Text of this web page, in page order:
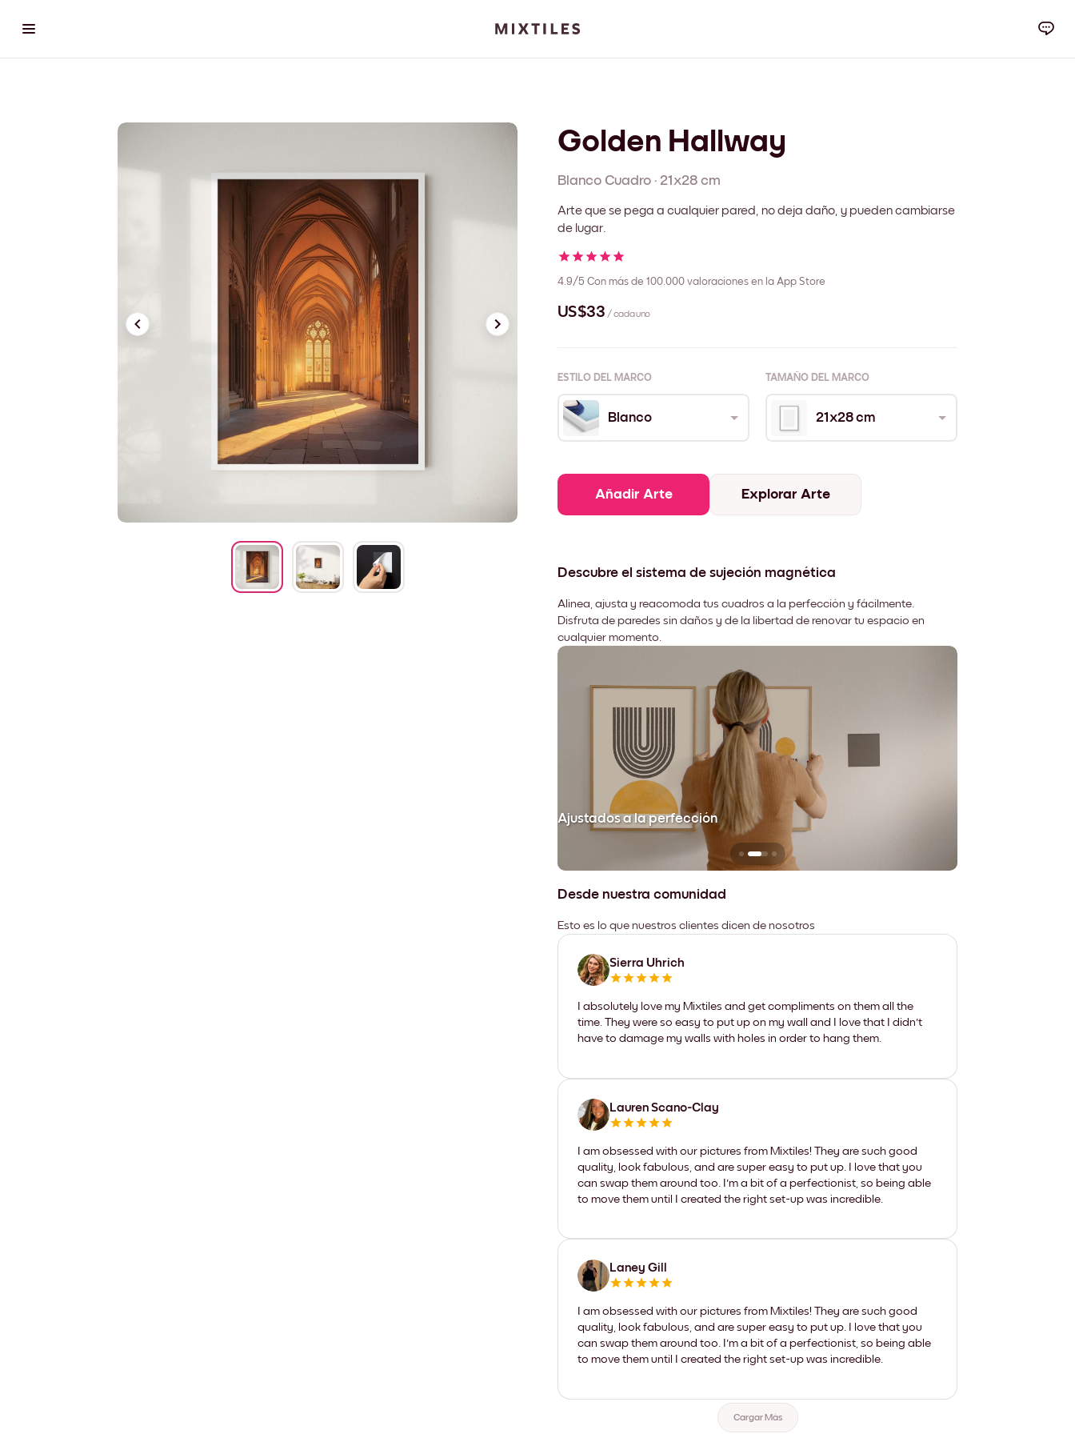
Golden Hallway
Blanco Cuadro · 21x28 cm
Arte que se pega a cualquier pared, no deja daño, y pueden cambiarse
de lugar.
4.9/5 Con más de 100.000 valoraciones en la App Store
US$33 / cada uno
ESTILO DEL MARCO TAMAÑO DEL MARCO
Blanco 21x28 cm
Añadir Arte Explorar Arte
Descubre el sistema de sujeción magnética
Alinea, ajusta y reacomoda tus cuadros a la perfección y fácilmente.
Disfruta de paredes sin daños y de la libertad de renovar tu espacio en
cualquier momento.
Ajustados a la perfección
Desde nuestra comunidad
Esto es lo que nuestros clientes dicen de nosotros
Sierra Uhrich
I absolutely love my Mixtiles and get compliments on them all the
time. They were so easy to put up on my wall and I love that I didn't
have to damage my walls with holes in order to hang them.
Lauren Scano-Clay
I am obsessed with our pictures from Mixtiles! They are such good
quality, look fabulous, and are super easy to put up. I love that you
can swap them around too. I'm a bit of a perfectionist, so being able
to move them until I created the right set-up was incredible.
Laney Gill
I am obsessed with our pictures from Mixtiles! They are such good
quality, look fabulous, and are super easy to put up. I love that you
can swap them around too. I'm a bit of a perfectionist, so being able
to move them until I created the right set-up was incredible.
Cargar Más